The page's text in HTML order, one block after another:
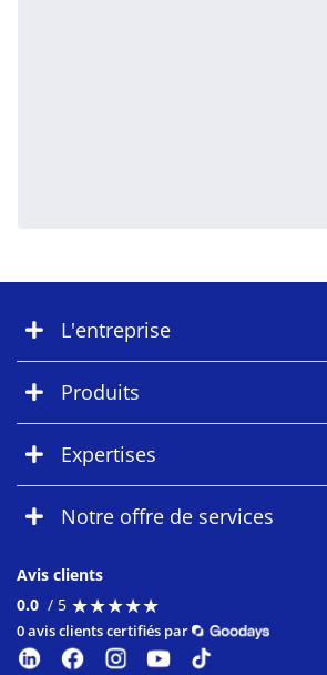
L'entreprise
Produits
Expertises
Notre offre de services
Avis clients
0.0 / 5 ★★★★★
★★★★★
0 avis clients certifiés par